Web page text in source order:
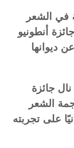
في الشعر
أنطونيو
وجائزة العين الناقدة 2019 عن ديوانها
جائزة
ترجمة الشعر
على تجربته